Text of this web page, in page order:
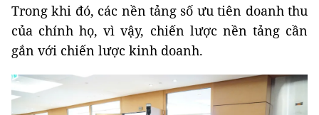
Trong khi đó, các nền tảng số ưu tiên doanh thu
của chính họ, vì vậy, chiến lược nền tảng cần
gắn với chiến lược kinh doanh.